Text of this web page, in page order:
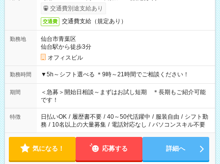
交通費別途支給あり
交通費 交通費支給（規定あり）
勤務地
仙台市青葉区
仙台駅から徒歩3分
オフィスビル
勤務時間 ▼5h～シフト選べる ＊9時～21時間でご相談ください！
期間
＜急募＞開始日相談～まずはお試し短期 ＊長期もご紹介可能
です！
特徴 日払いOK / 履歴書不要 / 40～50代活躍中 / 服装自由 / シフト勤
務 / 10名以上の大量募集 / 電話対応なし / パソコンスキル不要
気になる！ 応募する 詳細へ